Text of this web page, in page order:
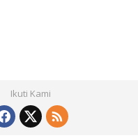
Ikuti Kami